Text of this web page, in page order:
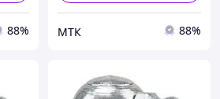
88% МТК 88%